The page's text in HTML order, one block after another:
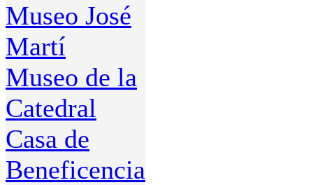
Museo José
Martí
Museo de la
Catedral
Casa de
Beneficencia